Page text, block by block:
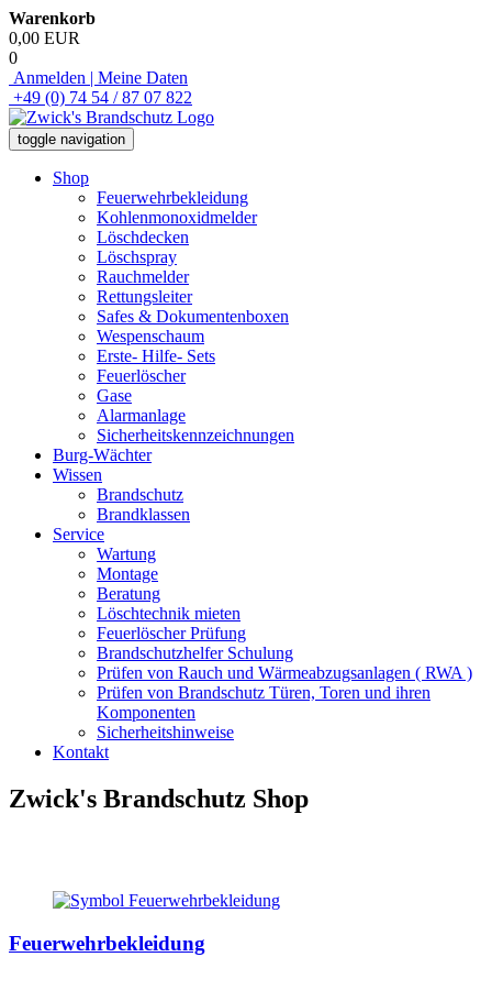
Warenkorb
0,00 EUR
0
Anmelden | Meine Daten
+49 (0) 74 54 / 87 07 822
toggle navigation
Shop
Feuerwehrbekleidung
Kohlenmonoxidmelder
Löschdecken
Löschspray
Rauchmelder
Rettungsleiter
Safes & Dokumentenboxen
Wespenschaum
Erste- Hilfe- Sets
Feuerlöscher
Gase
Alarmanlage
Sicherheitskennzeichnungen
Burg-Wächter
Wissen
Brandschutz
Brandklassen
Service
Wartung
Montage
Beratung
Löschtechnik mieten
Feuerlöscher Prüfung
Brandschutzhelfer Schulung
Prüfen von Rauch und Wärmeabzugsanlagen ( RWA )
Prüfen von Brandschutz Türen, Toren und ihren
Komponenten
Sicherheitshinweise
Kontakt
Zwick's Brandschutz Shop
Feuerwehrbekleidung